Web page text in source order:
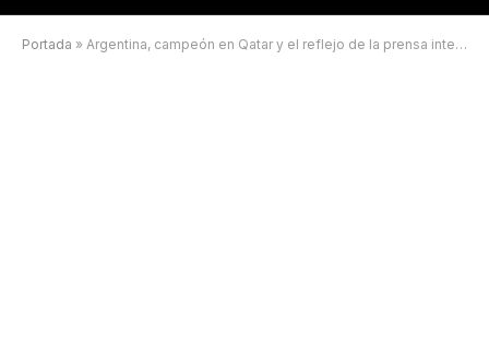
Portada » Argentina, campeón en Qatar y el reflejo de la prensa internacional